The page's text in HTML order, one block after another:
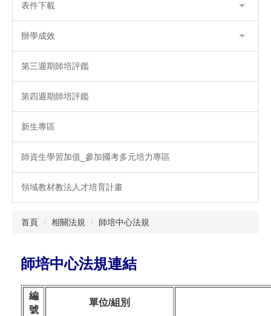
表件下載
辦學成效
第三週期師培評鑑
第四週期師培評鑑
新生專區
師資生學習加值_參加國考多元培力專區
領域教材教法人才培育計畫
首頁 相關法規 師培中心法規
師培中心法規連結
編
號
單位/組別